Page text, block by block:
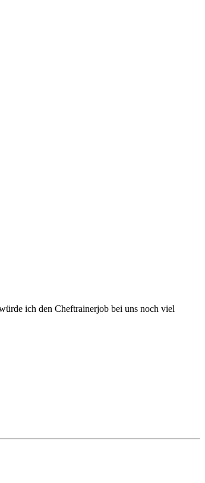
ich den Cheftrainerjob bei uns noch viel